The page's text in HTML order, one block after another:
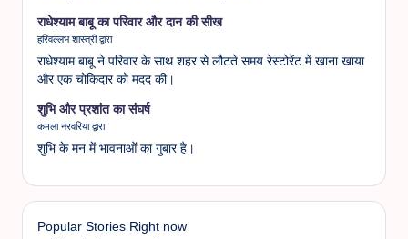
राधेश्याम बाबू का परिवार और दान की सीख
हरिवल्लभ शास्त्री द्वारा
राधेश्याम बाबू ने परिवार के साथ शहर से लौटते समय रेस्टोरेंट में खाना खाया
और एक चोकिदार को मदद की।
शुभि और प्रशांत का संघर्ष
कमला नरवरिया द्वारा
शुभि के मन में भावनाओं का गुबार है।
Popular Stories Right now